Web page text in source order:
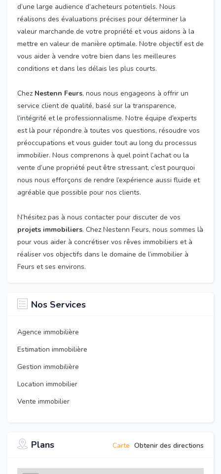
d’une large audience d’acheteurs potentiels. Nous
réalisons des évaluations précises pour déterminer la
valeur marchande de votre propriété et vous aidons à la
mettre en valeur de manière optimale. Notre objectif est de
vous aider à vendre votre bien dans les meilleures
conditions et dans les délais les plus courts.
Chez Nestenn Feurs, nous nous engageons à offrir un
service client de qualité, basé sur la transparence,
l’intégrité et le professionnalisme. Notre équipe d’experts
est là pour répondre à toutes vos questions, résoudre vos
préoccupations et vous guider tout au long du processus
immobilier. Nous comprenons à quel point l’achat ou la
vente d’une propriété peut être stressant, c’est pourquoi
nous nous efforçons de rendre l’expérience aussi fluide et
agréable que possible pour nos clients.
N’hésitez pas à nous contacter pour discuter de vos
projets immobiliers. Chez Nestenn Feurs, nous sommes là
pour vous aider à concrétiser vos rêves immobiliers et à
réaliser vos objectifs dans le domaine de l’immobilier à
Feurs et ses environs.
Nos Services
Agence immobilière
Estimation immobilière
Gestion immobilière
Location immobilier
Vente immobilier
Plans Carte Obtenir des directions